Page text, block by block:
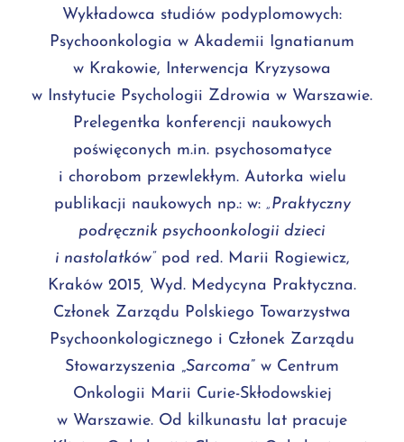
Wykładowca studiów podyplomowych:
Psychoonkologia w Akademii Ignatianum
w Krakowie, Interwencja Kryzysowa
w Instytucie Psychologii Zdrowia w Warszawie.
Prelegentka konferencji naukowych
poświęconych m.in. psychosomatyce
i chorobom przewlekłym. Autorka wielu
publikacji naukowych np.: w: „Praktyczny
podręcznik psychoonkologii dzieci
i nastolatków”pod red. Marii Rogiewicz,
Kraków 2015 Wyd. Medycyna Praktyczna.
Członek Zarządu Polskiego Towarzystwa
Psychoonkologicznego i Członek Zarządu
Stowarzyszenia „Sarcoma” w Centrum
Onkologii Marii Curie-Skłodowskiej
w Warszawie. Od kilkunastu lat pracuje